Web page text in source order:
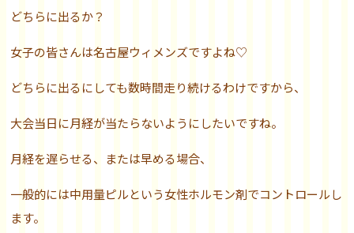
どちらに出るか？
女子の皆さんは名古屋ウィメンズですよね♡
どちらに出るにしても数時間走り続けるわけですから、
大会当日に月経が当たらないようにしたいですね。
月経を遅らせる、または早める場合、
一般的には中用量ピルという女性ホルモン剤でコントロールし
ます。